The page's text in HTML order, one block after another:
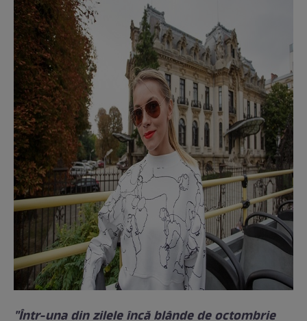
"Într-una din zilele încă blânde de octombrie